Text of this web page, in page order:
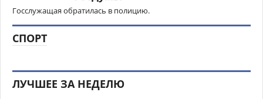
Госслужащая обратилась в полицию.
СПОРТ
ЛУЧШЕЕ ЗА НЕДЕЛЮ